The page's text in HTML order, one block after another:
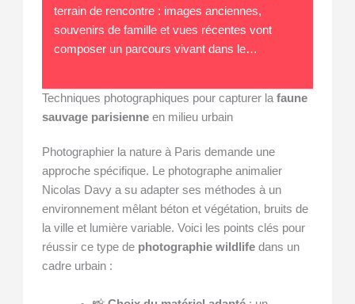
terrain de rencontre : images anciennes,
souvenirs de famille et vues récentes vont
composer un parcours vivant dans le…
Techniques photographiques pour capturer lafaune
sauvage parisienne en milieu urbain
Photographier la nature à Paris demande une
approche spécifique. Le photographe animalier
Nicolas Davy a su adapter ses méthodes à un
environnement mêlant béton et végétation, bruits de
la ville et lumière variable. Voici les points clés pour
réussir ce type de photographie wildlife dans un
cadre urbain :